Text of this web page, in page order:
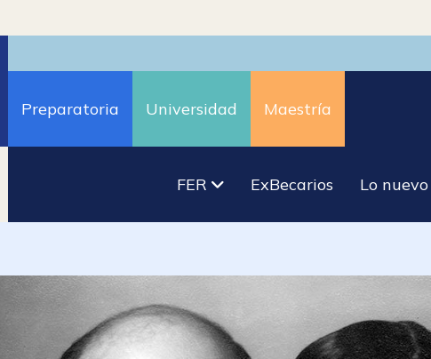
Preparatoria Universidad Maestría
FER ExBecarios Lo nuevo